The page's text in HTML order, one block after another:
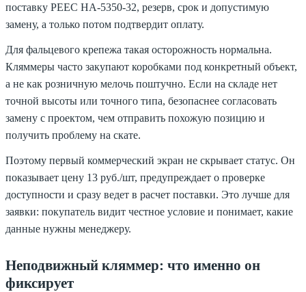
поставку РЕЕС HA-5350-32, резерв, срок и допустимую
замену, а только потом подтвердит оплату.
Для фальцевого крепежа такая осторожность нормальна.
Кляммеры часто закупают коробками под конкретный объект,
а не как розничную мелочь поштучно. Если на складе нет
точной высоты или точного типа, безопаснее согласовать
замену с проектом, чем отправить похожую позицию и
получить проблему на скате.
Поэтому первый коммерческий экран не скрывает статус. Он
показывает цену 13 руб./шт, предупреждает о проверке
доступности и сразу ведет в расчет поставки. Это лучше для
заявки: покупатель видит честное условие и понимает, какие
данные нужны менеджеру.
Неподвижный кляммер: что именно он
фиксирует